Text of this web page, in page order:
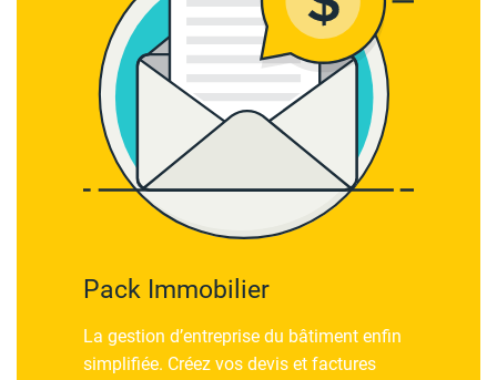
Pack Immobilier
La gestion d’entreprise du bâtiment enfin
simplifiée. Créez vos devis et factures